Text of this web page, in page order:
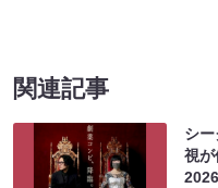
関連記事
シ
視